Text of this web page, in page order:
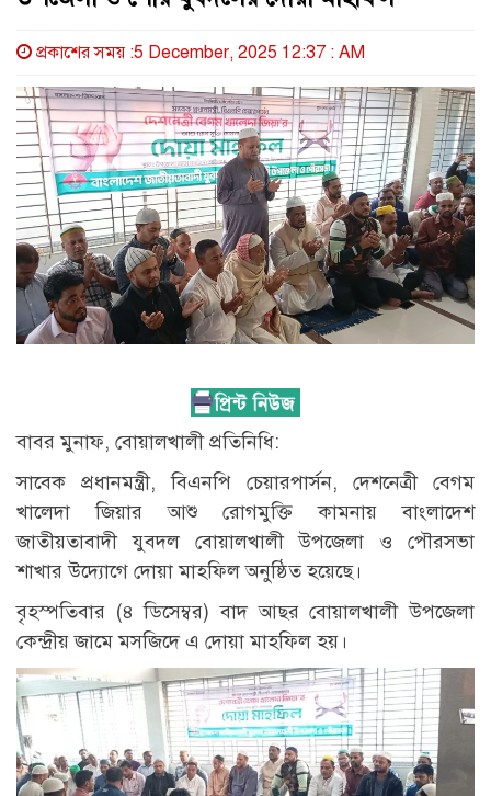
প্রকাশের সময় :5 December, 2025 12:37 : AM
বাবর মুনাফ, বোয়ালখালী প্রতিনিধি:
সাবেক প্রধানমন্ত্রী, বিএনপি চেয়ারপার্সন, দেশনেত্রী বেগম
খালেদা জিয়ার আশু রোগমুক্তি কামনায় বাংলাদেশ
জাতীয়তাবাদী যুবদল বোয়ালখালী উপজেলা ও পৌরসভা
শাখার উদ্যোগে দোয়া মাহফিল অনুষ্ঠিত হয়েছে।
বৃহস্পতিবার (৪ ডিসেম্বর) বাদ আছর বোয়ালখালী উপজেলা
কেন্দ্রীয় জামে মসজিদে এ দোয়া মাহফিল হয়।